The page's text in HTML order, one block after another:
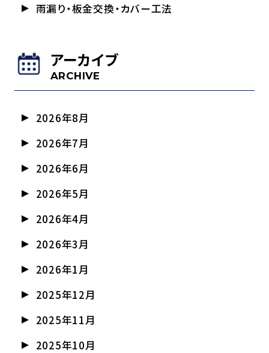
雨漏り・板金交換・カバー工法
アーカイブ
ARCHIVE
2026年8月
2026年7月
2026年6月
2026年5月
2026年4月
2026年3月
2026年1月
2025年12月
2025年11月
2025年10月